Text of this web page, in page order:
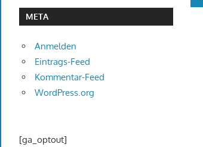
META
Anmelden
Eintrags-Feed
Kommentar-Feed
WordPress.org
[ga_optout]